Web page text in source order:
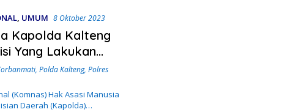
, UMUM 8 Oktober 2023
Kapolda Kalteng
Yang Lakukan
, Polda Kalteng, Polres
(Komnas) Hak Asasi Manusia
Daerah (Kapolda)…